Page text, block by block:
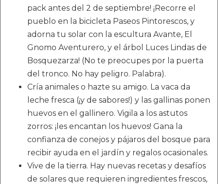
pack antes del 2 de septiembre! ¡Recorre el
pueblo en la bicicleta Paseos Pintorescos, y
adorna tu solar con la escultura Avante, El
Gnomo Aventurero, y el árbol Luces Lindas de
Bosquezarza! (No te preocupes por la puerta
del tronco. No hay peligro. Palabra).
Cría animales o hazte su amigo. La vaca da
leche fresca (¡y de sabores!) y las gallinas ponen
huevos en el gallinero. Vigila a los astutos
zorros: ¡les encantan los huevos! Gana la
confianza de conejos y pájaros del bosque para
recibir ayuda en el jardín y regalos ocasionales.
Vive de la tierra. Hay nuevas recetas y desafíos
de solares que requieren ingredientes frescos,